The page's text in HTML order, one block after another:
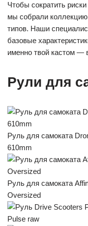
Чтобы сократить
мы собрали
типов. Наши
базовые
именно твой кастом —
Рули для
Руль для самоката
610mm
Руль для самоката
Oversized
Pulse raw